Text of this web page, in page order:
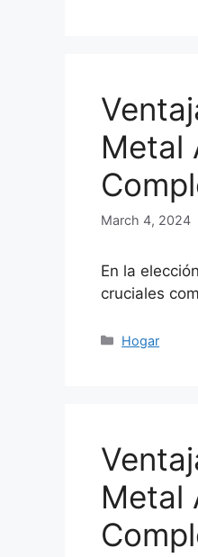
Metal
March 4, 2024
En la
cruciales
Categories
Hogar
Metal